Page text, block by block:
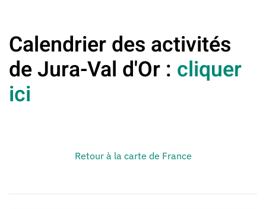
Calendrier des activités
de Jura-Val d'Or : cliquer
ici
Retour à la carte de France